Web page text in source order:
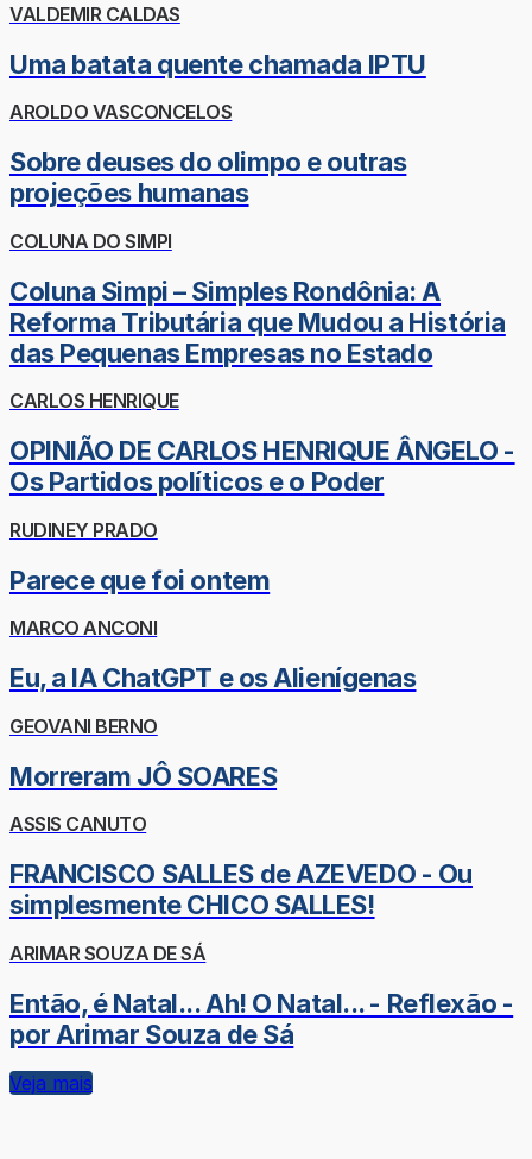
VALDEMIR CALDAS
Uma batata quente chamada IPTU
AROLDO VASCONCELOS
Sobre deuses do olimpo e outras
projeções humanas
COLUNA DO SIMPI
Coluna Simpi – Simples Rondônia: A
Reforma Tributária que Mudou a História
das Pequenas Empresas no Estado
CARLOS HENRIQUE
OPINIÃO DE CARLOS HENRIQUE ÂNGELO -
Os Partidos políticos e o Poder
RUDINEY PRADO
Parece que foi ontem
MARCO ANCONI
Eu, a IA ChatGPT e os Alienígenas
GEOVANI BERNO
Morreram JÔ SOARES
ASSIS CANUTO
FRANCISCO SALLES de AZEVEDO - Ou
simplesmente CHICO SALLES!
ARIMAR SOUZA DE SÁ
Então, é Natal... Ah! O Natal... - Reflexão -
por Arimar Souza de Sá
Veja mais